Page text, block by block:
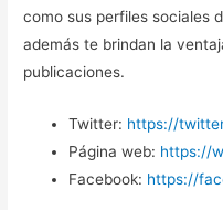
como sus perfiles sociales
además te brindan la
publicaciones.
Twitter: https://
Página web: https://
Facebook: https://